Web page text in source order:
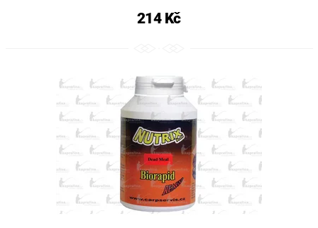
214 Kč